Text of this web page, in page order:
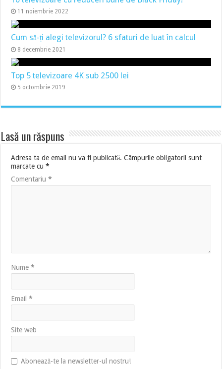
11 noiembrie 2022
Cum să-ți alegi televizorul? 6 sfaturi de luat în calcul
8 decembrie 2021
Top 5 televizoare 4K sub 2500 lei
5 octombrie 2019
Lasă un răspuns
Adresa ta de email nu va fi publicată. Câmpurile obligatorii sunt
marcate cu*
Comentariu*
Nume*
Email*
Site web
Abonează-te la newsletter-ul nostru!